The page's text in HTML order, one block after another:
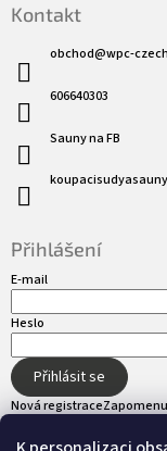
Kontakt
obchod@wpc-
606640303
Sauny na FB
koupacisudyasauny
Přihlášení
E-mail
Heslo
Přihlásit se
Nová registrace